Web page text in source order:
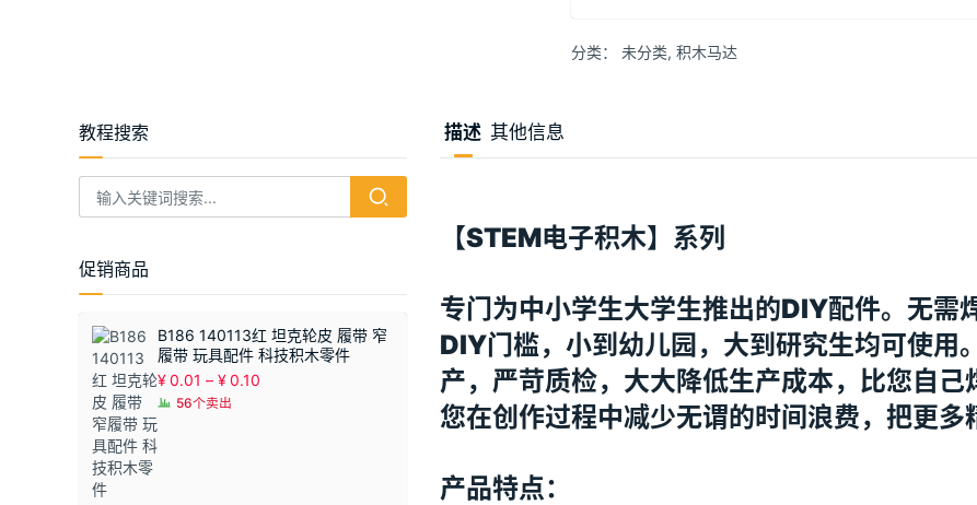
分类： 未分类, 积木马达
描述 其他信息
【STEM电子积木】系列
专门为中小学生大学生推出的DIY配件。无需
DIY门槛，小到幼儿园，大到研究生均可使用
产，严苛质检，大大降低生产成本，比您自
您在创作过程中减少无谓的时间浪费，把更多
产品特点：
教程搜索
促销商品
B186 140113红 坦克轮皮 履带 窄
履带 玩具配件 科技积木零件
¥0.01 – ¥0.10
56个卖出